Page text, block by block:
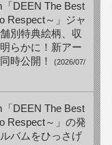
「DEEN The Best
Respect～」ジャ
別特典絵柄、収
らかに！新アー
時公開！
(2026/07/
「DEEN The Best
Respect～」の発
バムをひっさげ